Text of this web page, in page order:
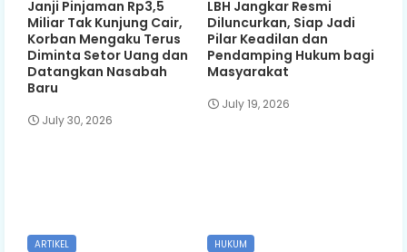
Janji Pinjaman Rp3,5
Miliar Tak Kunjung Cair,
Korban Mengaku Terus
Diminta Setor Uang dan
Datangkan Nasabah
Baru
July 30, 2026
LBH Jangkar Resmi
Diluncurkan, Siap Jadi
Pilar Keadilan dan
Pendamping Hukum bagi
Masyarakat
July 19, 2026
ARTIKEL HUKUM